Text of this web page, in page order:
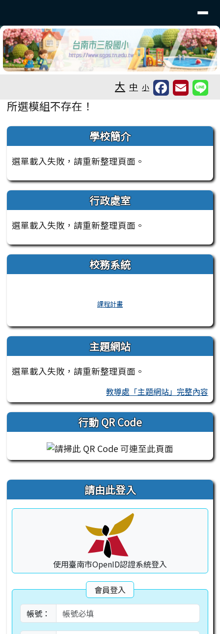
大 中 小
主內容區域
所選模組不存在！
左邊區域內容 學校簡介
選單載入失敗，請重新整理頁面。
行政處室
選單載入失敗，請重新整理頁面。
校務系統
課程計畫
主題網站
選單載入失敗，請重新整理頁面。
教導處「主題網站」完整內容
行動 QR Code
右邊區域內容 請由此登入
使用臺南市OpenID認證系統登入
會員登入
帳號：
頁尾區域